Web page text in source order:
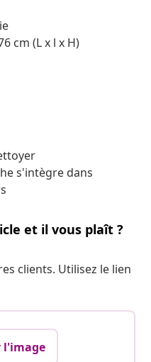
cm (L x l x H)
s'intègre dans
et il vous plaît ?
clients. Utilisez le lien
l'image